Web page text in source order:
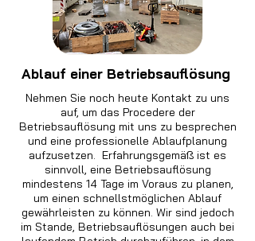
Ablauf einer Betriebsauflösung
Nehmen Sie noch heute Kontakt zu uns
auf, um das Procedere der
Betriebsauflösung mit uns zu besprechen
und eine professionelle Ablaufplanung
aufzusetzen. Erfahrungsgemäß ist es
sinnvoll, eine Betriebsauflösung
mindestens 14 Tage im Voraus zu planen,
um einen schnellstmöglichen Ablauf
gewährleisten zu können. Wir sind jedoch
im Stande, Betriebsauflösungen auch bei